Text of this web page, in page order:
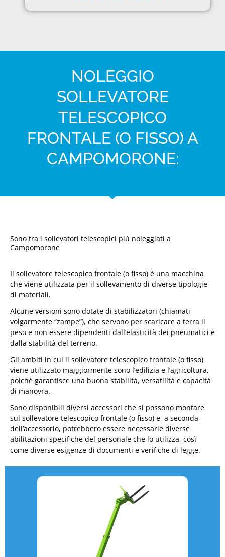
NOLEGGIO
SOLLEVATORE
TELESCOPICO
FRONTALE (O FISSO) A
CAMPOMORONE:
Sono tra i sollevatori telescopici più noleggiati a
Campomorone
Il sollevatore telescopico frontale (o fisso) è una macchina
che viene utilizzata per il sollevamento di diverse tipologie
di materiali.
Alcune versioni sono dotate di stabilizzatori (chiamati
volgarmente “zampe”), che servono per scaricare a terra il
peso e non essere dipendenti dall’elasticità dei pneumatici e
dalla stabilità del terreno.
Gli ambiti in cui il sollevatore telescopico frontale (o fisso)
viene utilizzato maggiormente sono l’edilizia e l’agricoltura,
poiché garantisce una buona stabilità, versatilità e capacità
di manovra.
Sono disponibili diversi accessori che si possono montare
sul sollevatore telescopico frontale (o fisso) e, a seconda
dell’accessorio, potrebbero essere necessarie diverse
abilitazioni specifiche del personale che lo utilizza, così
come diverse esigenze di documenti e verifiche di legge.